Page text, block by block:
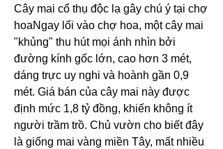
Cây mai cổ thụ độc lạ gây chú ý tại chợ
hoaNgay lối vào chợ hoa, một cây mai
"khủng" thu hút mọi ánh nhìn bởi
đường kính gốc lớn, cao hơn 3 mét,
dáng trực uy nghi và hoành gần 0,9
mét. Giá bán của cây mai này được
định mức 1,8 tỷ đồng, khiến không ít
người trầm trồ. Chủ vườn cho biết đây
là giống mai vàng miền Tây, mất nhiều